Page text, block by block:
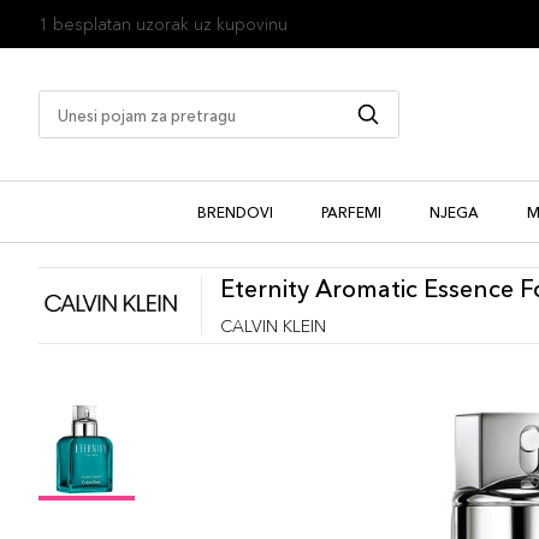
1 besplatan uzorak uz kupovinu
BRENDOVI PARFEMI NJEGA
Eternity Aromatic Essence
CALVIN KLEIN